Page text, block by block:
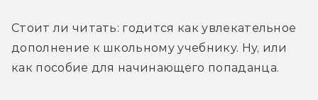
Стоит ли читать: годится как увлекательное
дополнение к школьному учебнику. Ну, или
как пособие для начинающего попаданца.